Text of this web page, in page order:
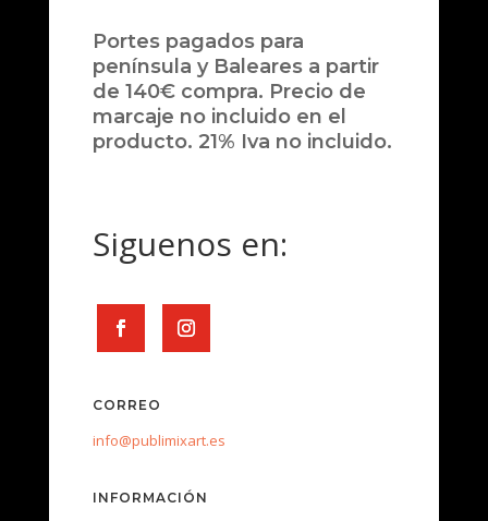
Portes pagados para
península y Baleares a partir
de 140€ compra. Precio de
marcaje no incluido en el
producto. 21% Iva no incluido.
Siguenos en:
CORREO
info@publimixart.es
INFORMACIÓN